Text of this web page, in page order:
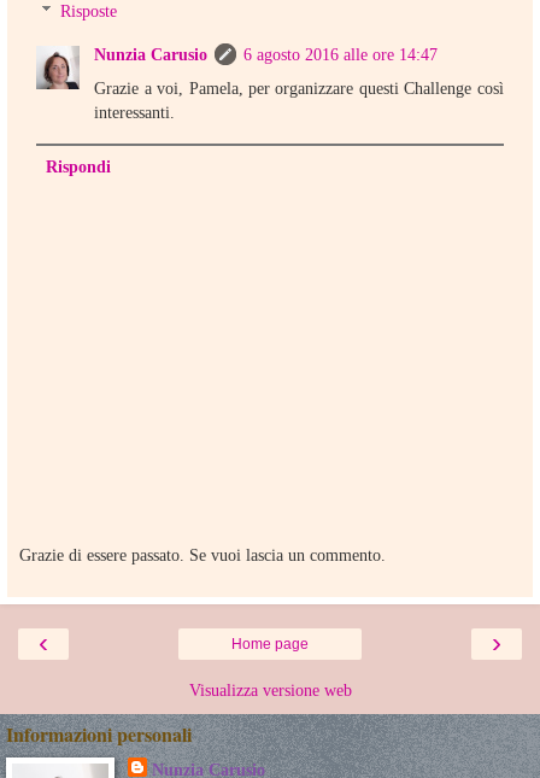
Risposte
Nunzia Carusio
6 agosto 2016 alle ore 14:47
Grazie a voi, Pamela, per organizzare questi Challenge così
interessanti.
Rispondi
Grazie di essere passato. Se vuoi lascia un commento.
‹ ›
Home page
Visualizza versione web
Informazioni personali
Nunzia Carusio